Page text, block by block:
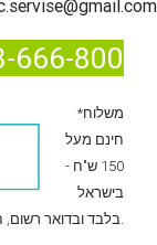
666-800
*משלוח
חינם מעל
150 ש"ח -
בישראל
בלבדובדואר רשום , חו"ל- לפי משקל החבילה.